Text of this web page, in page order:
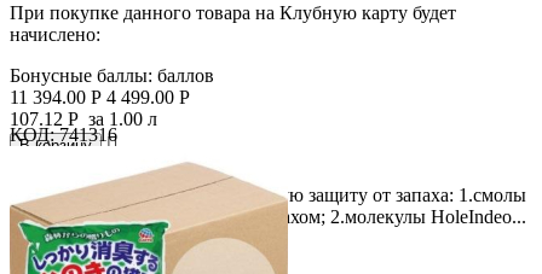
При покупке данного товара на Клубную карту будет
начислено:
Бонусные баллы: баллов
11 394.00 Р 4 499.00 Р
107.12 Р за 1.00 л
В корзину

Наполнитель имеет трёхуровневую защиту от запаха: 1.смолы
кипариса впитывают влагу с запахом; 2.молекулы HoleIndeo...
КОД: 741316